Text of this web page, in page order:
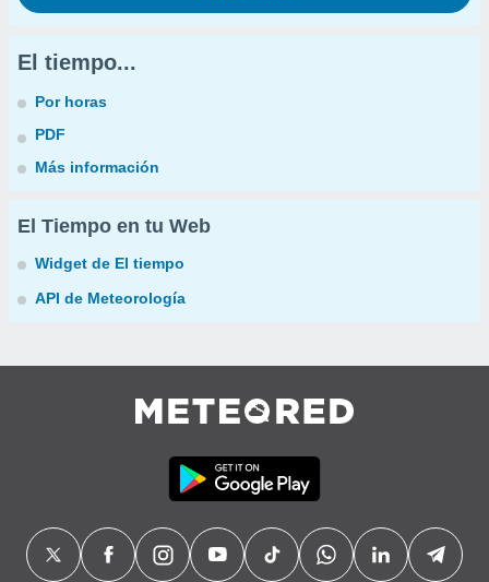
El tiempo...
Por horas
PDF
Más información
El Tiempo en tu Web
Widget de El tiempo
API de Meteorología